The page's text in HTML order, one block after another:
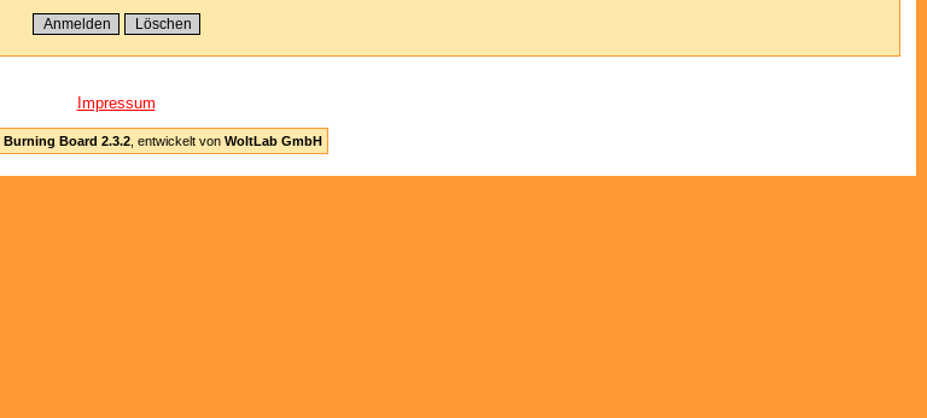
Impressum
Burning Board 2.3.2, entwickelt von WoltLab GmbH